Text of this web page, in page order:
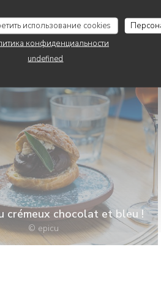
использование cookies
конфиденциальности
undefined
La salle intérieur
© Zenchef
crémeux chocolat et bleu !
© epicu
PATACOL LS